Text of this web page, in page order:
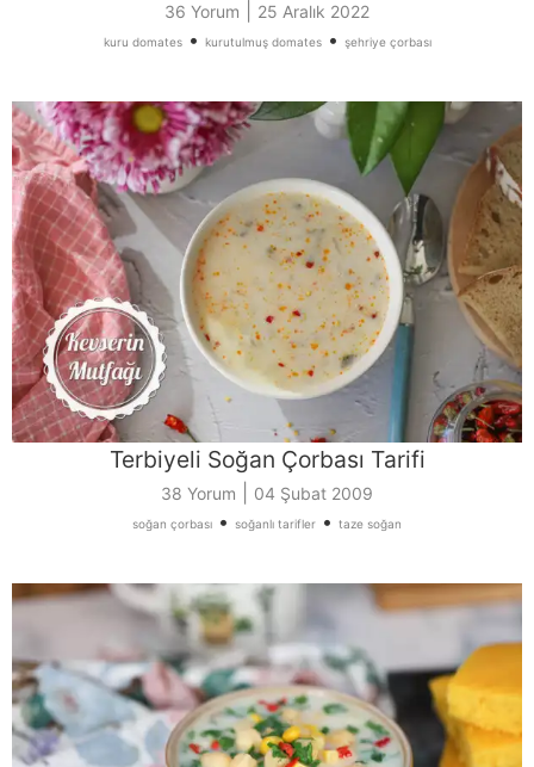
36 Yorum 25 Aralık 2022
kuru domates• kurutulmuş domates• şehriye çorbası
Terbiyeli Soğan Çorbası Tarifi
38 Yorum 04 Şubat 2009
soğan çorbası • soğanlı tarifler • taze soğan